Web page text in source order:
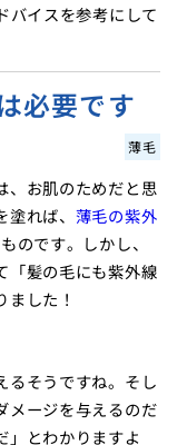
バイスを参考にして
必要です
薄毛
、お肌のためだと思
れば、 薄毛の紫外
のです。しかし、
「髪の毛にも紫外線
した！
るそうですね。そし
メージを与えるのだ
」とわかりますよ